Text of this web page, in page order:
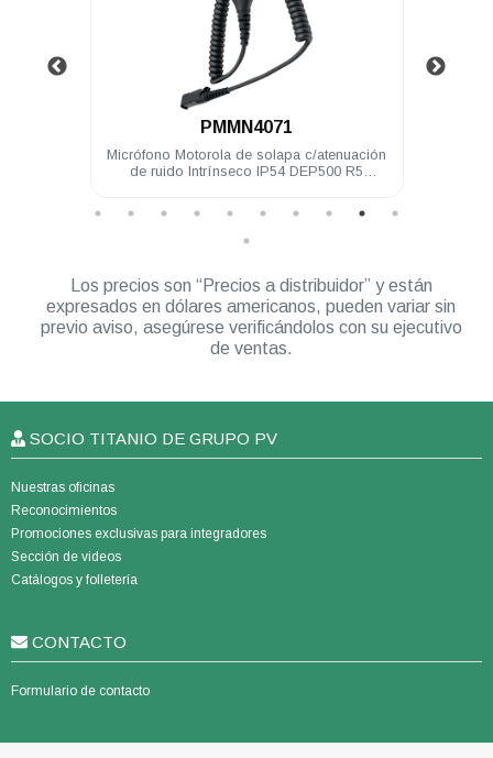
PMMN4071
Micrófono Motorola de solapa c/atenuación
de ruido Intrínseco IP54 DEP500 R5
Los precios son “Precios a distribuidor” y están
expresados en dólares americanos, pueden variar sin
previo aviso, asegúrese verificándolos con su ejecutivo
de ventas.
SOCIO TITANIO DE GRUPO PV
Nuestras oficinas
Reconocimientos
Promociones exclusivas para integradores
Sección de videos
Catálogos y folletería
CONTACTO
Formulario de contacto